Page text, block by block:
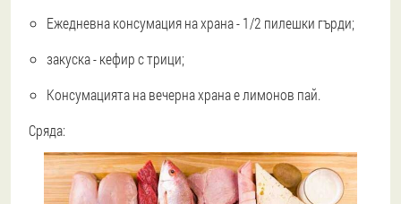
Ежедневна консумация на храна - 1/2 пилешки гърди;
закуска - кефир с трици;
Консумацията на вечерна храна е лимонов пай.
Сряда: